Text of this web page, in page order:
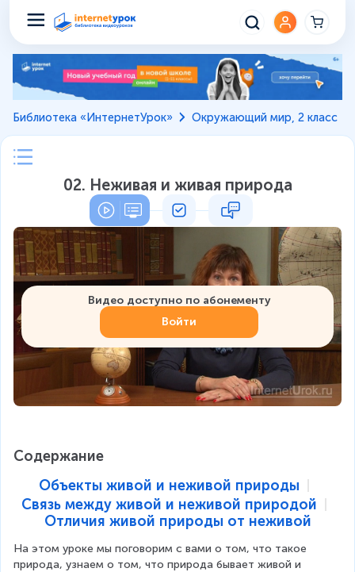
Библиотека «ИнтернетУрок» Окружающий мир, 2 класс
02. Неживая и живая природа
Видео доступно по абонементу
Войти
Содержание
Объекты живой и неживой природы
Связь между живой и неживой природой
Отличия живой природы от неживой
На этом уроке мы поговорим с вами о том, что такое
природа, узнаем о том, что природа бывает живой и